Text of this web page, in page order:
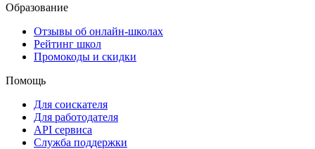
Образование
Отзывы об онлайн-школах
Рейтинг школ
Промокоды и скидки
Помощь
Для соискателя
Для работодателя
API сервиса
Служба поддержки